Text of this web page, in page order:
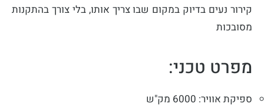
קירור נעים בדיוק במקום שבו צריך אותו, בלי צורך בהתקנות
מסובכות
מפרט טכני:
ספיקת אוויר: 6000 מק"ש